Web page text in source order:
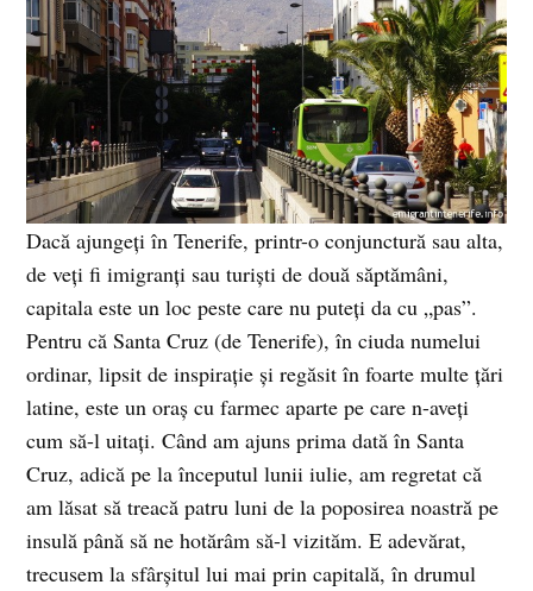
Dacă ajungeţi în Tenerife, printr-o conjunctură sau alta,
de veţi fi imigranţi sau turişti de două săptămâni,
capitala este un loc peste care nu puteţi da cu „pas”.
Pentru că Santa Cruz (de Tenerife), în ciuda numelui
ordinar, lipsit de inspiraţie şi regăsit în foarte multe ţări
latine, este un oraş cu farmec aparte pe care n-aveţi
cum să-l uitaţi. Când am ajuns prima dată în Santa
Cruz, adică pe la începutul lunii iulie, am regretat că
am lăsat să treacă patru luni de la poposirea noastră pe
insulă până să ne hotărâm să-l vizităm. E adevărat,
trecusem la sfârşitul lui mai prin capitală, în drumul